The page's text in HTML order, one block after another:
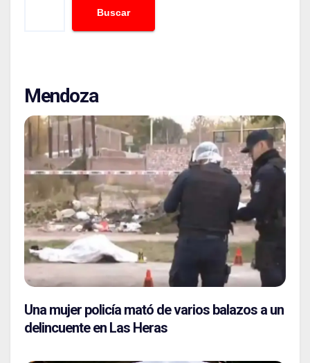
Buscar
Mendoza
Una mujer policía mató de varios balazos a un
delincuente en Las Heras